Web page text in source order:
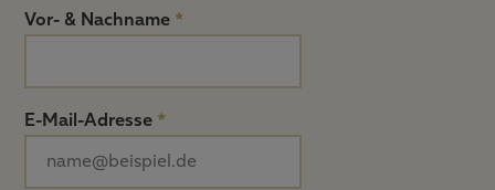
Vor- & Nachname *
E-Mail-Adresse *